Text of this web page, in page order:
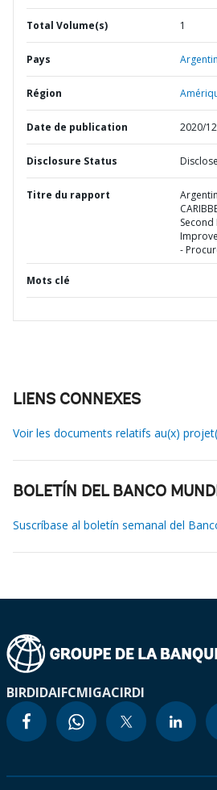
Total Volume(s) 1
Pays
Région
Date de publication 2020/
Disclosure Status
Titre du rapport
Second
-
Mots clé
LIENS CONNEXES
Voir les documents relatifs au(x)
BOLETÍN DEL BANCO
Suscríbase al boletín semanal del
BIRDIDAIFCMIGACIRDI